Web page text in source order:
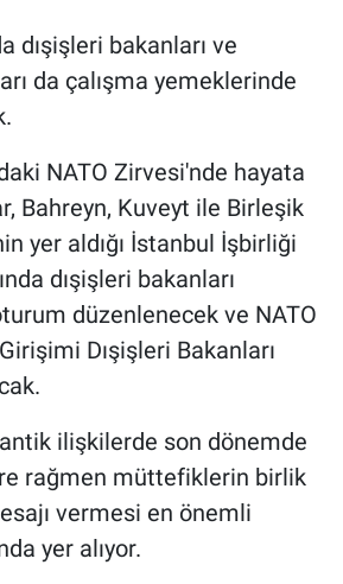
dışişleri bakanları ve
da çalışma yemeklerinde
NATO Zirvesi'nde hayata
Bahreyn, Kuveyt ile Birleşik
yer aldığı İstanbul İşbirliği
dışişleri bakanları
düzenlenecek ve NATO
Dışişleri Bakanları
ilişkilerde son dönemde
rağmen müttefiklerin birlik
vermesi en önemli
yer alıyor.